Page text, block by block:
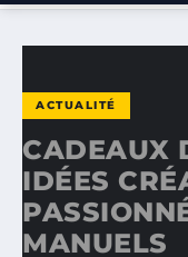
ACTUALITÉ
CADEAUX
IDÉES
MANUELS